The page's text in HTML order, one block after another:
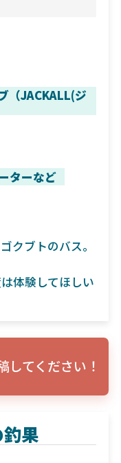
（JACKALL(ジ
ターなど
クブトのバス。
体験してほしい
してください！
果